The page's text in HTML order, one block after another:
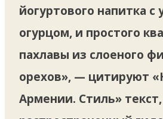
йогуртового напитка с
огурцом, и простого
пахлавы из слоеного
орехов», — цитируют
Армении. Стиль» текст,